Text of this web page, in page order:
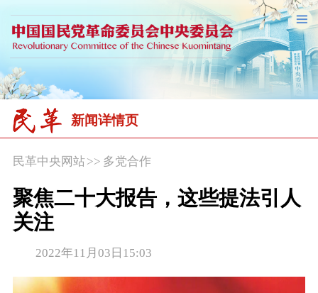
新闻详情页
民革中央网站>> 多党合作
聚焦二十大报告，这些提法引人
关注
2022年11月03日15:03